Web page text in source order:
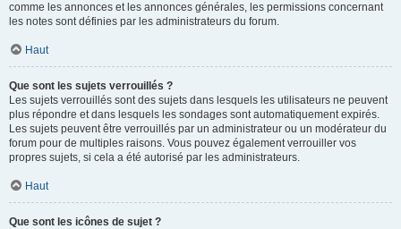
comme les annonces et les annonces générales, les permissions concernant
les notes sont définies par les administrateurs du forum.
Haut
Que sont les sujets verrouillés ?
Les sujets verrouillés sont des sujets dans lesquels les utilisateurs ne peuvent
plus répondre et dans lesquels les sondages sont automatiquement expirés.
Les sujets peuvent être verrouillés par un administrateur ou un modérateur du
forum pour de multiples raisons. Vous pouvez également verrouiller vos
propres sujets, si cela a été autorisé par les administrateurs.
Haut
Que sont les icônes de sujet ?